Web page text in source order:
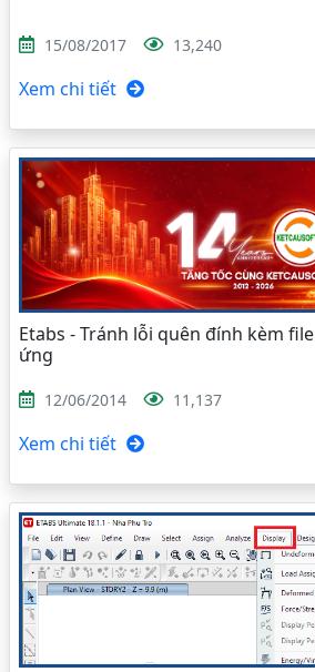
15/08/2017 13,240
Xem chi tiết
Etabs - Tránh lỗi quên đính kèm
ứng
12/06/2014 11,137
Xem chi tiết